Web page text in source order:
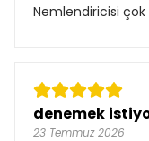
Nemlendiricisi çok
denemek
23 Temmuz 2026